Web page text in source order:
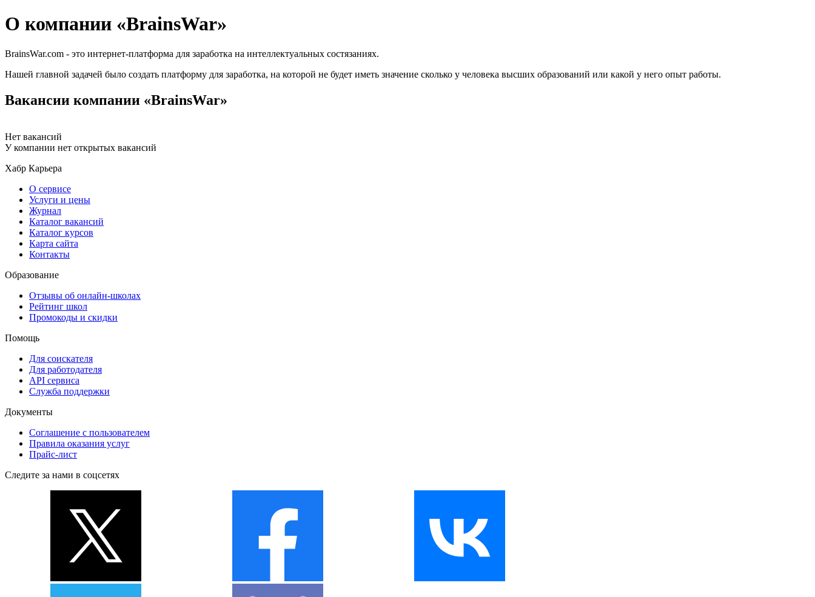
О компании «BrainsWar»
BrainsWar.com - это интернет-платформа для заработка на интеллектуальных состязаниях.
Нашей главной задачей было создать платформу для заработка, на которой не будет иметь значение сколько у человека высших образований или какой у него опыт работы.
Вакансии компании «BrainsWar»
Нет вакансий
У компании нет открытых вакансий
Хабр Карьера
О сервисе
Услуги и цены
Журнал
Каталог вакансий
Каталог курсов
Карта сайта
Контакты
Образование
Отзывы об онлайн-школах
Рейтинг школ
Промокоды и скидки
Помощь
Для соискателя
Для работодателя
API сервиса
Служба поддержки
Документы
Соглашение с пользователем
Правила оказания услуг
Прайс-лист
Следите за нами в соцсетях